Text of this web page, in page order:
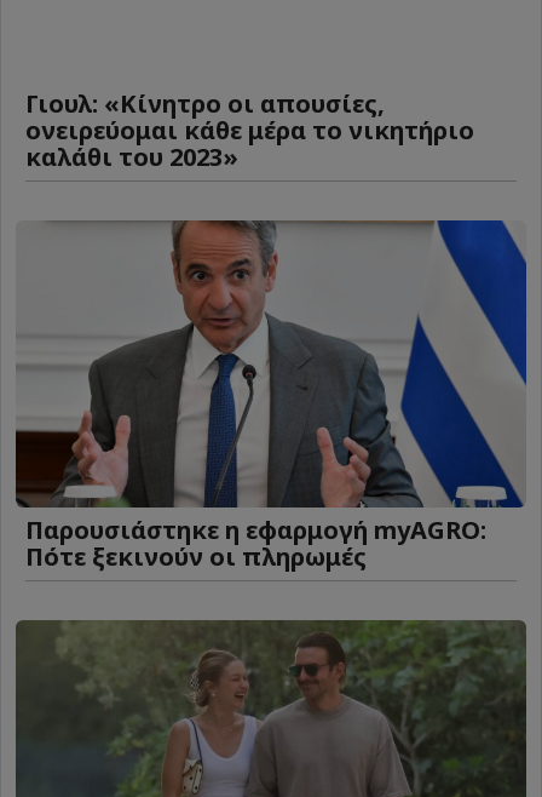
Γιουλ: «Κίνητρο οι απουσίες,
ονειρεύομαι κάθε μέρα το νικητήριο
καλάθι του 2023»
Παρουσιάστηκε η εφαρμογή myAGRO:
Πότε ξεκινούν οι πληρωμές